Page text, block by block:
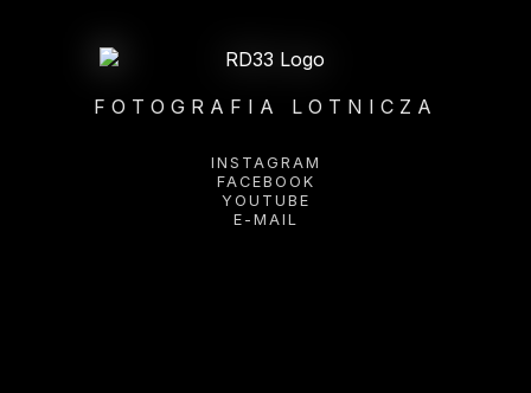
FOTOGRAFIA LOTNICZA
INSTAGRAM
FACEBOOK
YOUTUBE
E-MAIL